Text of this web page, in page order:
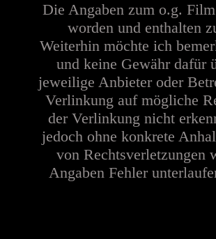
Die Angaben zum o.g.
worden und enthalten
Weiterhin möchte ich
und keine Gewähr dafür
jeweilige Anbieter oder
Verlinkung auf mögliche
der Verlinkung nicht
jedoch ohne konkrete
von Rechtsverletzungen
Angaben Fehler